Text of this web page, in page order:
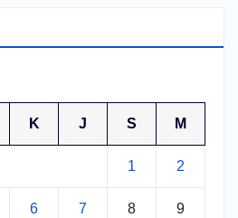
K J S M
1 2
6 7 8 9